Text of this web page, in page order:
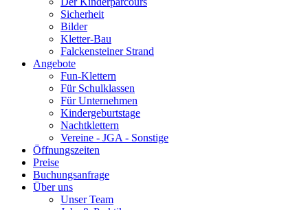
Sicherheit
Bilder
Kletter-Bau
Falckensteiner Strand
Angebote
Fun-Klettern
Für Schulklassen
Für Unternehmen
Kindergeburtstage
Nachtklettern
Vereine - JGA - Sonstige
Öffnungszeiten
Preise
Buchungsanfrage
Über uns
Unser Team